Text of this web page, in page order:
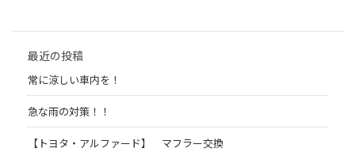
最近の投稿
常に涼しい車内を！
急な雨の対策！！
【トヨタ・アルファード】 マフラー交換